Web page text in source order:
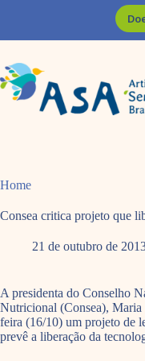
Home
Consea critica projeto que
21 de outubro de
A presidenta do Conselho
Nutricional (Consea),
feira (16/10) um projeto de
prevê a liberação da